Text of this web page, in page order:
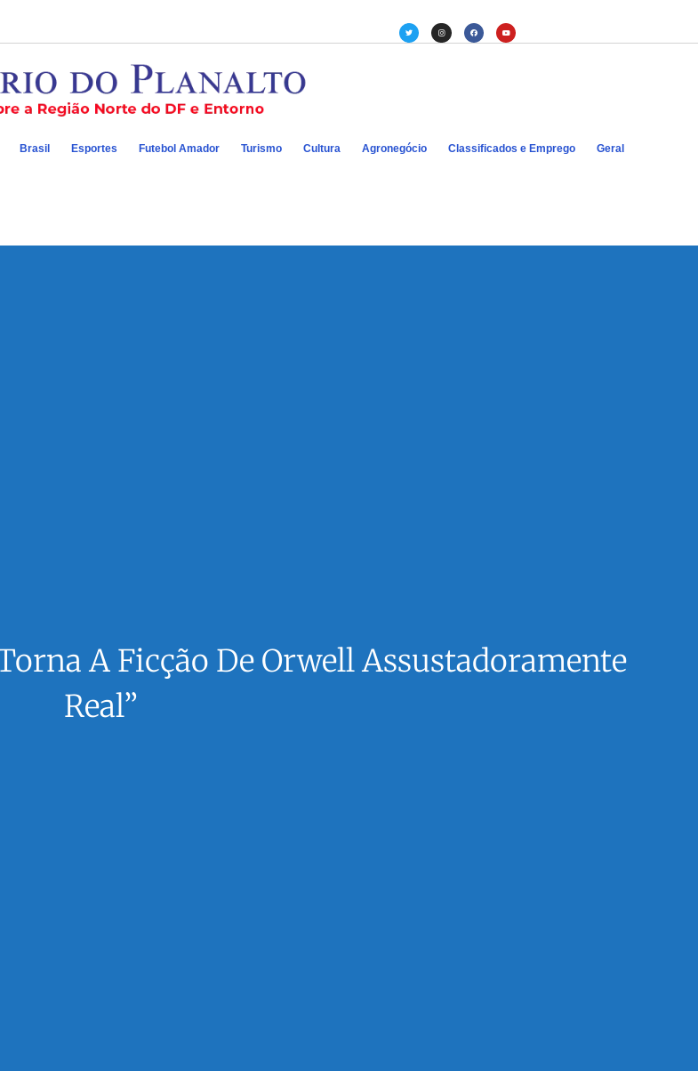
Brasil Esportes Futebol Amador Turismo Cultura Agronegócio Classificados e Emprego Geral
A Ficção De Orwell Assustadoramente
Real”